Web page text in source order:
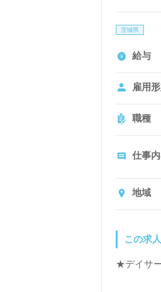
茨城県
給与
雇用
職種
仕事
地域
この求
★デイサ